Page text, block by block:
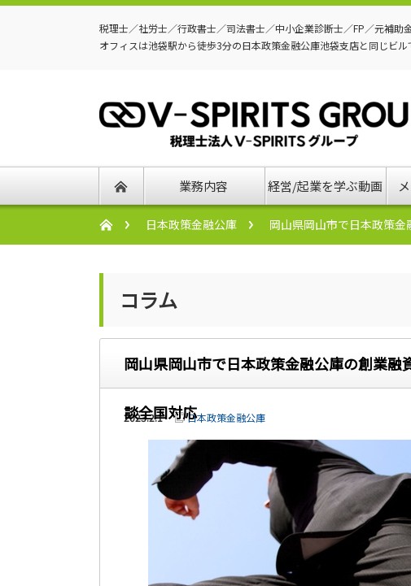
税理士／社労士／行政書士／司法書士／中小企業診断士／FP／元補
オフィスは池袋駅から徒歩3分の日本政策金融公庫池袋支店と同じビ
業務内容 経営/起業を学ぶ動画
日本政策金融公庫 岡山県岡山市で日本政策
コラム
岡山県岡山市で日本政策金融公庫の創業
談全国対応
2023.2.1 日本政策金融公庫